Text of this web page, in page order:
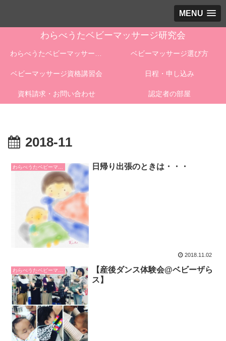
MENU
わらべうたベビーマッサージ研究会
ベビーマッサージ選び方
ベビーマッサージ資格講習会 日程・申し込み
資料請求・お問い合わせ 認定者の部屋
2018-11
わらべうたベビーマッサージ 日帰り出張のときは・・・
2018.11.02
わらべうたベビーマッサージ
【産後ダンス体験会@ベビーザら
ス】